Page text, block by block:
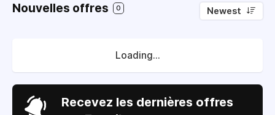
Nouvelles offres 0 Newest
Loading...
Recevez les dernières offres